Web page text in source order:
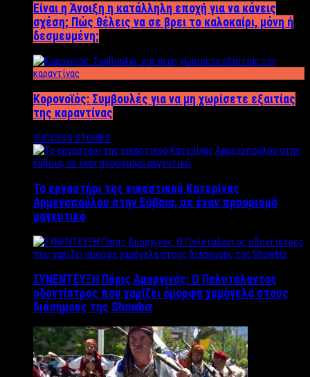
Είναι η Άνοιξη η κατάλληλη εποχή για να κάνεις
σχέση; Πώς θέλεις να σε βρει το καλοκαίρι, μόνη ή
δεσμευμένη;
Κορονοϊός: Συμβουλές για να μη χωρίσετε εξαιτίας
της καραντίνας
SUCCESS STORIES
Το εργαστήρι της εικαστικού Κατερίνας
Αρμενοπούλου στην Εύβοια, σε έναν προορισμό
μαγευτικό
ΣΥΝΕΝΤΕΥΞΗ Πάρις Αμοργινός: O Πολυτάλαντος
οδοντίατρος που χαρίζει όμορφα χαμόγελα στους
διάσημους της Showbiz